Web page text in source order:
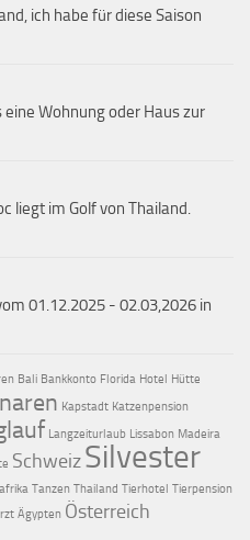
ich habe für diese Saison
Wohnung oder Haus zur
liegt im Golf von Thailand.
01.12.2025 - 02.03,2026 in
Bali Bankkonto Florida Hotel
Hütte
Kapstadt Katzenpension
Langzeiturlaub Lissabon Madeira
Schweiz Silvester
Tanzen Thailand Tierhotel Tierpension
Ägypten Österreich